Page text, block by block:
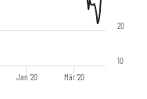
Jan '20 Mär '20
10
20